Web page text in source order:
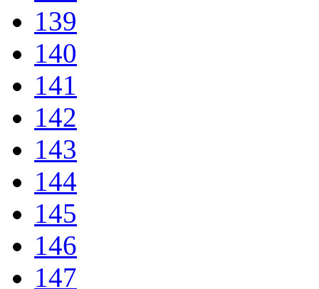
139
140
141
142
143
144
145
146
147